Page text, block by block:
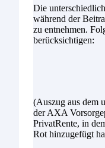
Die
während der
zu entnehmen.
berücksichtigen:
(Auszug aus dem
der AXA
PrivatRente, in
Rot hinzugefügt